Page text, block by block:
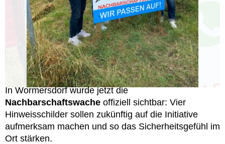
In Wormersdorf wurde jetzt die
Nachbarschaftswache offiziell sichtbar: Vier
Hinweisschilder sollen zukünftig auf die Initiative
aufmerksam machen und so das Sicherheitsgefühl im
Ort stärken.